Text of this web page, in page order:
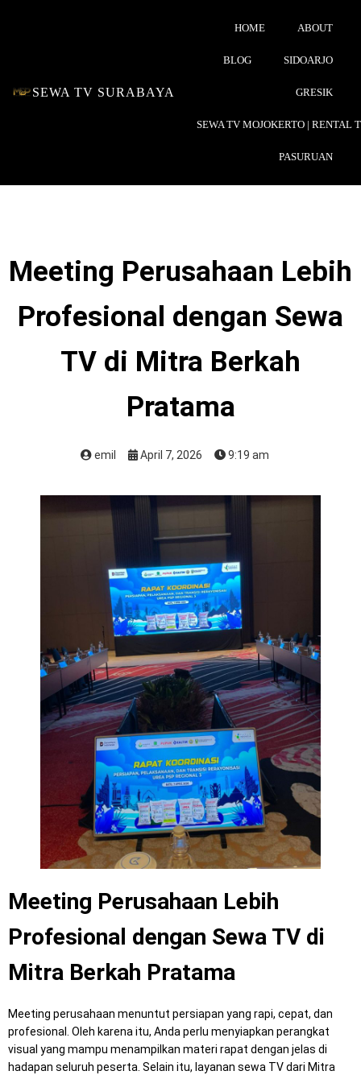
SEWA TV SURABAYA
HOME ABOUT
BLOG SIDOARJO
GRESIK
SEWA TV MOJOKERTO | RENTAL
PASURUAN
Meeting Perusahaan Lebih
Profesional dengan Sewa
TV di Mitra Berkah
Pratama
emil April 7, 2026 9:19 am
Meeting Perusahaan Lebih
Profesional dengan Sewa TV di
Mitra Berkah Pratama
Meeting perusahaan menuntut persiapan yang rapi, cepat, dan
profesional. Oleh karena itu, Anda perlu menyiapkan perangkat
visual yang mampu menampilkan materi rapat dengan jelas di
hadapan seluruh peserta. Selain itu, layanan sewa TV dari Mitra